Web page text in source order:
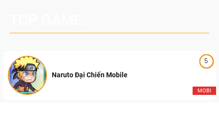
5
MOBI
Naruto Đại Chiến Mobile